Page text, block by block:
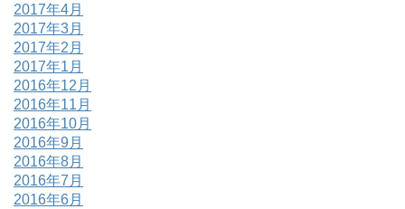
2017年4月
2017年3月
2017年2月
2017年1月
2016年12月
2016年11月
2016年10月
2016年9月
2016年8月
2016年7月
2016年6月